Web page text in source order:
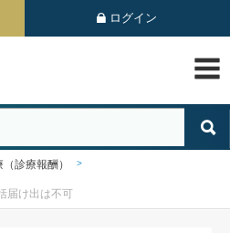
ログイン
（診療報酬）
届け出は不可